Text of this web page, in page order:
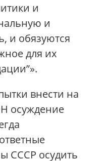
и
и
и обязуются
для их
внести на
осуждение
СССР осудить